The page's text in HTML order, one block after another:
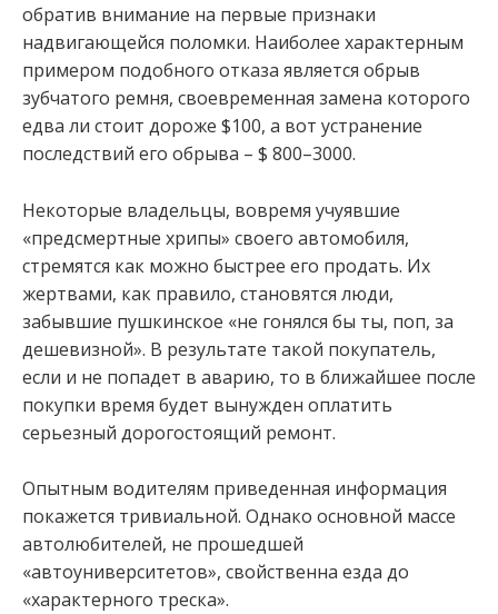
обратив внимание на первые признаки
надвигающейся поломки. Наиболее характерным
примером подобного отказа является обрыв
зубчатого ремня, своевременная замена которого
едва ли стоит дороже $100, а вот устранение
последствий его обрыва – $ 800–3000.
Некоторые владельцы, вовремя учуявшие
«предсмертные хрипы» своего автомобиля,
стремятся как можно быстрее его продать. Их
жертвами, как правило, становятся люди,
забывшие пушкинское «не гонялся бы ты, поп, за
дешевизной». В результате такой покупатель,
если и не попадет в аварию, то в ближайшее после
покупки время будет вынужден оплатить
серьезный дорогостоящий ремонт.
Опытным водителям приведенная информация
покажется тривиальной. Однако основной массе
автолюбителей, не прошедшей
«автоуниверситетов», свойственна езда до
«характерного треска».